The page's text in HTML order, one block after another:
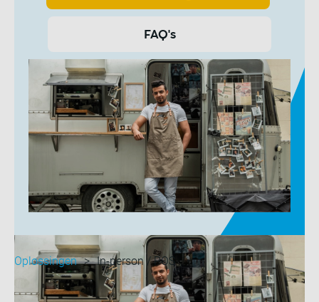
FAQ's
Oplossingen In-person / POS